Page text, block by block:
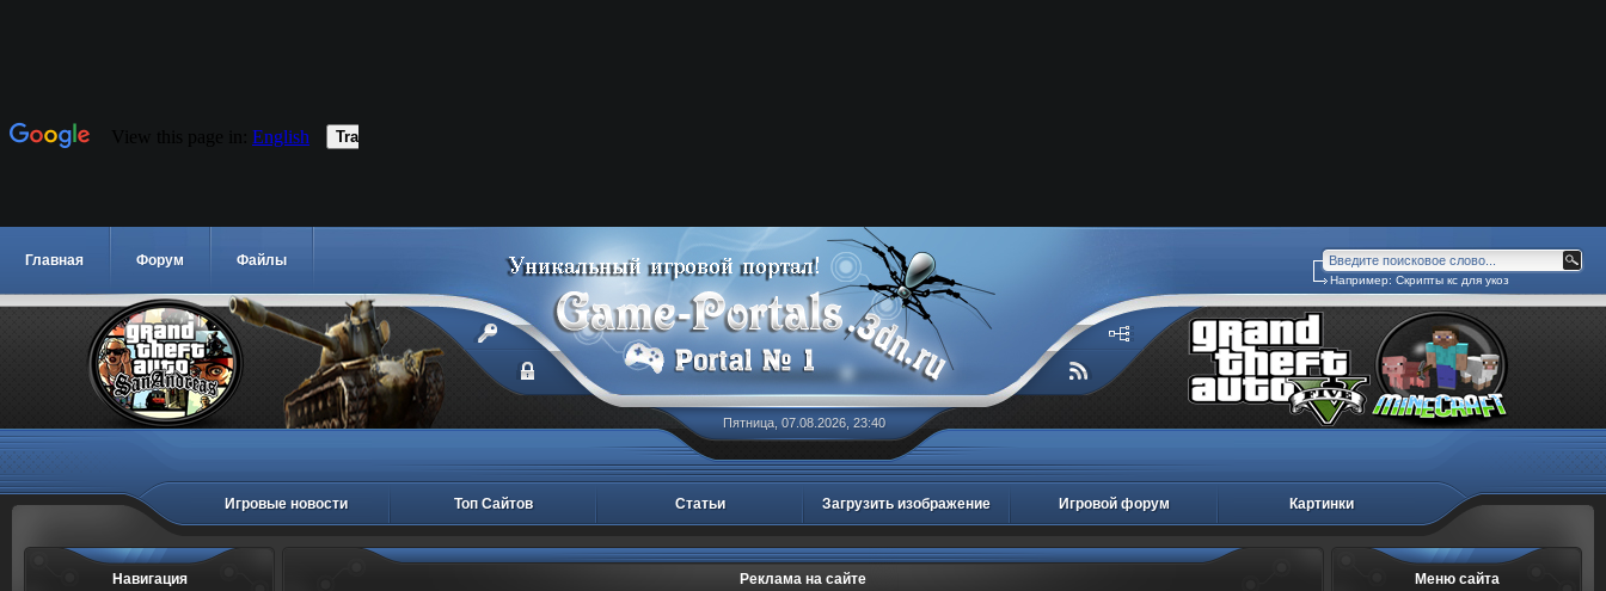
Главная Форум Файлы
Например: Скрипты кс для укоз
Пятница, 07.08.2026, 23:40
Игровые новости Топ Сайтов Статьи Загрузить изображение Игровой форум Картинки
Навигация Меню сайта
Реклама на сайте